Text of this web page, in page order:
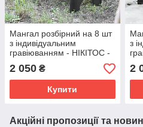
Мангал розбірний на 8 шт
з індивідуальним
гравіюванням - НІКІТОС -
500х300х440 мм
2 050 ₴
Купити
з
2
Акційні пропозиції та